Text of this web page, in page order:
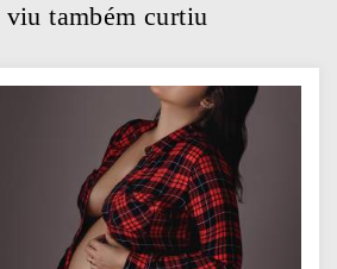
viu também curtiu